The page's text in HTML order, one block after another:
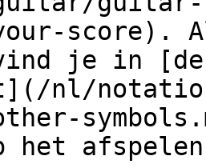
score).
vind je in
nl/
het